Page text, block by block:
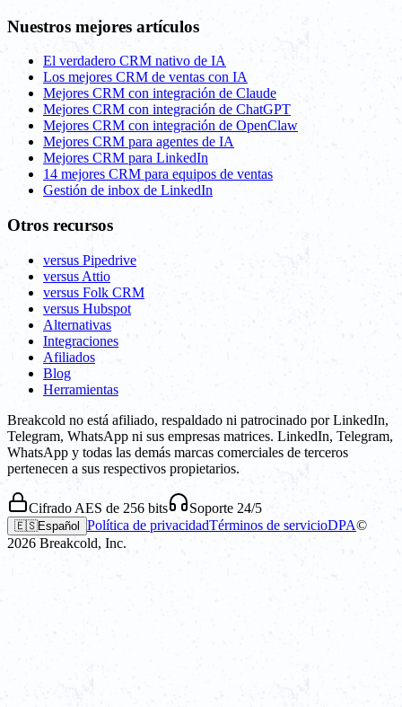
Nuestros mejores artículos
El verdadero CRM nativo de IA
Los mejores CRM de ventas con IA
Mejores CRM con integración de Claude
Mejores CRM con integración de ChatGPT
Mejores CRM con integración de OpenClaw
Mejores CRM para agentes de IA
Mejores CRM para LinkedIn
14 mejores CRM para equipos de ventas
Gestión de inbox de LinkedIn
Otros recursos
versus Pipedrive
versus Attio
versus Folk CRM
versus Hubspot
Alternativas
Integraciones
Afiliados
Blog
Herramientas
Breakcold no está afiliado, respaldado ni patrocinado por LinkedIn,
Telegram, WhatsApp ni sus empresas matrices. LinkedIn, Telegram,
WhatsApp y todas las demás marcas comerciales de terceros
pertenecen a sus respectivos propietarios.
Cifrado AES de 256 bits Soporte 24/5
🇪🇸Español Política de privacidadTérminos de servicioDPA©
2026 Breakcold, Inc.